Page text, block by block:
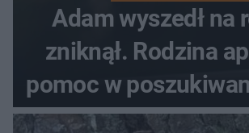
Adam wyszedł na
zniknął. Rodzina
pomoc w
latka